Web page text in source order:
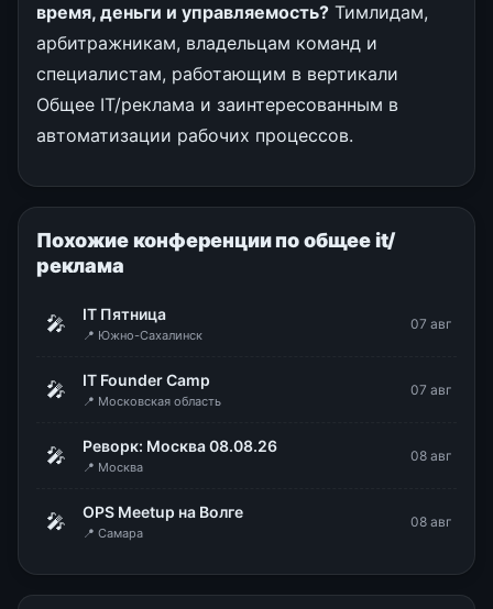
время, деньги и управляемость? Тимлидам,
арбитражникам, владельцам команд и
специалистам, работающим в вертикали
Общее IT/реклама и заинтересованным в
автоматизации рабочих процессов.
Похожие конференции по общее it/
реклама
🎤 IT Пятница
📍 Южно-Сахалинск
07 авг
🎤 IT Founder Camp
📍 Московская область
07 авг
🎤 Реворк: Москва 08.08.26
📍 Москва
08 авг
🎤 OPS Meetup на Волге
📍 Самара
08 авг